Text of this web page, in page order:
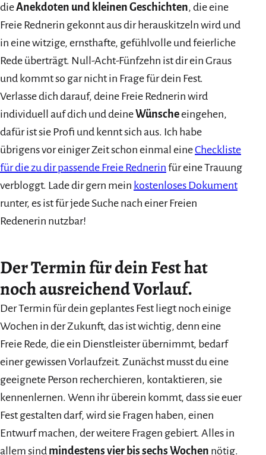
dieAnekdoten und kleinen Geschichten, die eine
Freie Rednerin gekonnt aus dir herauskitzeln wird und
in eine witzige, ernsthafte, gefühlvolle und feierliche
Rede überträgt. Null-Acht-Fünfzehn ist dir ein Graus
und kommt so gar nicht in Frage für dein Fest.
Verlasse dich darauf, deine Freie Rednerin wird
individuell auf dich und deineWünscheeingehen,
dafür ist sie Profi und kennt sich aus. Ich habe
übrigens vor einiger Zeit schon einmal eineCheckliste
für die zu dir passende Freie Rednerin für eine Trauung
verbloggt. Lade dir gern mein kostenloses Dokument
runter, es ist für jede Suche nach einer Freien
Redenerin nutzbar!
Der Termin für dein Fest hat
noch ausreichend Vorlauf.
Der Termin für dein geplantes Fest liegt noch einige
Wochen in der Zukunft, das ist wichtig, denn eine
Freie Rede, die ein Dienstleister übernimmt, bedarf
einer gewissen Vorlaufzeit. Zunächst musst du eine
geeignete Person recherchieren, kontaktieren, sie
kennenlernen. Wenn ihr überein kommt, dass sie euer
Fest gestalten darf, wird sie Fragen haben, einen
Entwurf machen, der weitere Fragen gebiert. Alles in
allem sind mindestens vier bis sechs Wochen nötig.